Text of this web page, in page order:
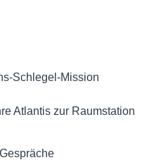
Schlegel-Mission
Atlantis zur Raumstation